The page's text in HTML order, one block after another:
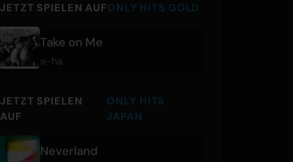
JETZT SPIELEN AUFONLY HITS GOLD
Take on Me
a-ha
JETZT SPIELEN
AUF
ONLY HITS
JAPAN
Neverland